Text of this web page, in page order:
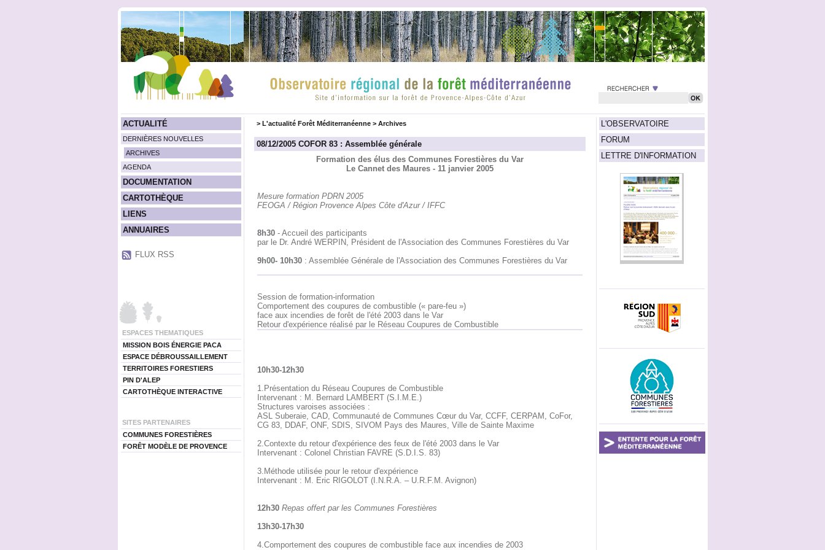
ACTUALITÉ
DERNIÈRES NOUVELLES
ARCHIVES
AGENDA
DOCUMENTATION
CARTOTHÈQUE
LIENS
ANNUAIRES
FLUX RSS
ESPACES THEMATIQUES
MISSION BOIS ÉNERGIE PACA
ESPACE DÉBROUSSAILLEMENT
TERRITOIRES FORESTIERS
PIN D'ALEP
CARTOTHÈQUE INTERACTIVE
SITES PARTENAIRES
COMMUNES FORESTIÈRES
FORÊT MODÈLE DE PROVENCE
L'OBSERVATOIRE
FORUM
LETTRE D'INFORMATION
> L'actualité Forêt Méditerranéenne> Archives
08/12/2005 COFOR 83 : Assemblée générale
Formation des élus des Communes Forestières du Var
Le Cannet des Maures - 11 janvier 2005
Mesure formation PDRN 2005
FEOGA / Région Provence Alpes Côte d'Azur / IFFC
8h30- Accueil des participants
par le Dr. André WERPIN, Président de l'Association des Communes Forestières du Var
9h00- 10h30: Assemblée Générale de l'Association des Communes Forestières du Var
Session de formation-information
Comportement des coupures de combustible (« pare-feu »)
face aux incendies de forêt de l'été 2003 dans le Var
Retour d'expérience réalisé par le Réseau Coupures de Combustible
10h30-12h30
1.Présentation du Réseau Coupures de Combustible
Intervenant : M. Bernard LAMBERT (S.I.M.E.)
Structures varoises associées :
ASL Suberaie, CAD, Communauté de Communes Cœur du Var, CCFF, CERPAM, CoFor,
CG 83, DDAF, ONF, SDIS, SIVOM Pays des Maures, Ville de Sainte Maxime
2.Contexte du retour d'expérience des feux de l'été 2003 dans le Var
Intervenant : Colonel Christian FAVRE (S.D.I.S. 83)
3.Méthode utilisée pour le retour d'expérience
Intervenant : M. Eric RIGOLOT (I.N.R.A. – U.R.F.M. Avignon)
12h30 Repas offert par les Communes Forestières
13h30-17h30
4.Comportement des coupures de combustible face aux incendies de 2003